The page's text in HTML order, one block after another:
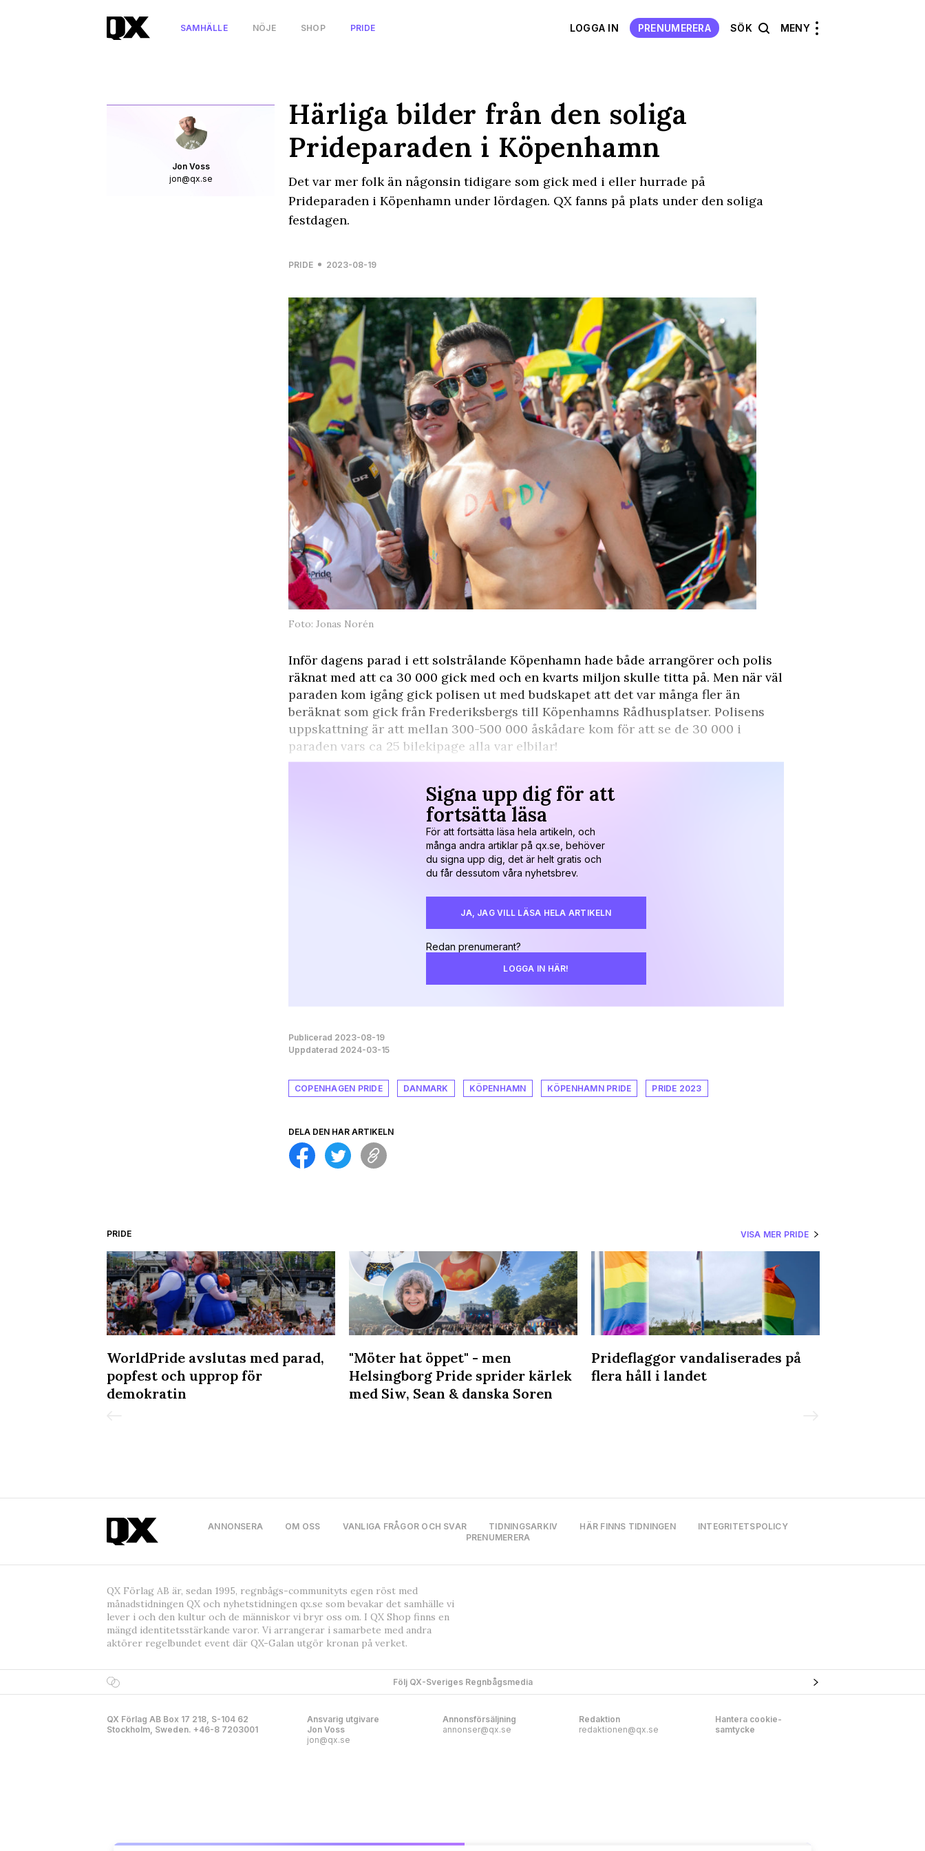
SAMHÄLLE NÖJE SHOP PRIDE LOGGA IN PRENUMERERA SÖK MENY
Jon Voss
jon@qx.se
Härliga bilder från den soliga
Prideparaden i Köpenhamn
Det var mer folk än någonsin tidigare som gick med i eller hurrade på
Prideparaden i Köpenhamn under lördagen. QX fanns på plats under den soliga
festdagen.
PRIDE 2023-08-19
Foto: Jonas Norén
Inför dagens parad i ett solstrålande Köpenhamn hade både arrangörer och polis
räknat med att ca 30 000 gick med och en kvarts miljon skulle titta på. Men när väl
paraden kom igång gick polisen ut med budskapet att det var många fler än
beräknat som gick från Frederiksbergs till Köpenhamns Rådhusplatser. Polisens
uppskattning är att mellan 300-500 000 åskådare kom för att se de 30 000 i
paraden vars ca 25 bilekipage alla var elbilar!
Signa upp dig för att
fortsätta läsa
För att fortsätta läsa hela artikeln, och
många andra artiklar på qx.se, behöver
du signa upp dig, det är helt gratis och
du får dessutom våra nyhetsbrev.
JA, JAG VILL LÄSA HELA ARTIKELN
Redan prenumerant?
LOGGA IN HÄR!
Publicerad 2023-08-19
Uppdaterad 2024-03-15
COPENHAGEN PRIDE DANMARK KÖPENHAMN KÖPENHAMN PRIDE PRIDE 2023
DELA DEN HÄR ARTIKELN
PRIDE VISA MER PRIDE
WorldPride avslutas med parad,
popfest och upprop för
demokratin
"Möter hat öppet" - men
Helsingborg Pride sprider kärlek
med Siw, Sean & danska Soren
Prideflaggor vandaliserades på
flera håll i landet
ANNONSERA OM OSS VANLIGA FRÅGOR OCH SVAR TIDNINGSARKIV HÄR FINNS TIDNINGEN
INTEGRITETSPOLICY
PRENUMERERA
QX Förlag AB är, sedan 1995, regnbågs-communityts egen röst med
månadstidningen QX och nyhetstidningen qx.se som bevakar det samhälle vi
lever i och den kultur och de människor vi bryr oss om. I QX Shop finns en
mängd identitetsstärkande varor. Vi arrangerar i samarbete med andra
aktörer regelbundet event där QX-Galan utgör kronan på verket.
Följ QX-Sveriges Regnbågsmedia
QX Förlag AB Box 17 218, S-104 62
Stockholm, Sweden. +46-8 7203001
Ansvarig utgivare
Jon Voss
jon@qx.se
Annonsförsäljning
annonser@qx.se
Redaktion
redaktionen@qx.se
Hantera cookie-
samtycke